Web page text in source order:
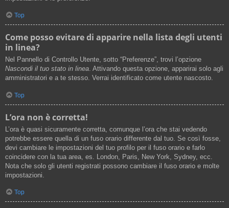
Top
Come posso evitare di apparire nella lista degli utenti
in linea?
Nel Pannello di Controllo Utente, sotto “Preferenze”, trovi l’opzione
Nascondi il tuo stato in linea. Attivando questa opzione, apparirai solo agli
amministratori e a te stesso. Verrai identificato come utente nascosto.
Top
L’ora non è corretta!
L’ora è quasi sicuramente corretta, comunque l’ora che stai vedendo
potrebbe essere quella di un fuso orario differente dal tuo. Se così fosse,
devi cambiare le impostazioni del tuo profilo per il fuso orario e farlo
coincidere con la tua area, es. London, Paris, New York, Sydney, ecc.
Nota che solo gli utenti registrati possono cambiare il fuso orario e molte
impostazioni.
Top